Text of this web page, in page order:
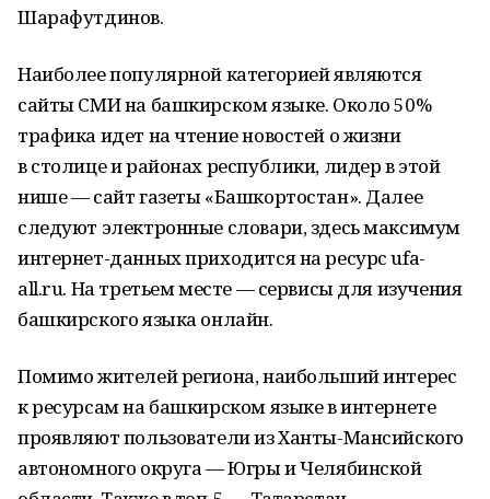
Шарафутдинов.
Наиболее популярной категорией являются
сайты СМИ на башкирском языке. Около 50%
трафика идет на чтение новостей о жизни
в столице и районах республики, лидер в этой
нише — сайт газеты «Башкортостан». Далее
следуют электронные словари, здесь максимум
интернет-данных приходится на ресурс ufa-
all.ru. На третьем месте — сервисы для изучения
башкирского языка онлайн.
Помимо жителей региона, наибольший интерес
к ресурсам на башкирском языке в интернете
проявляют пользователи из Ханты-Мансийского
автономного округа — Югры и Челябинской